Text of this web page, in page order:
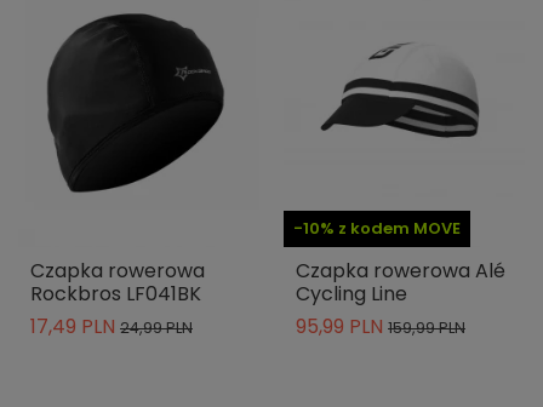
Czapka rowerowa
Rockbros LF041BK
17,49 PLN 24,99 PLN
-10% z kodem MOVE
Czapka rowerowa Alé
Cycling Line
95,99 PLN 159,99 PLN